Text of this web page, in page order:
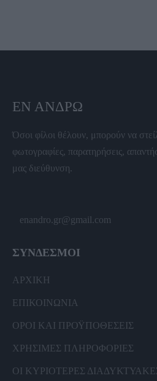
ΕΝ ΆΝΔΡΩ
Όσοι φίλοι θέλουν, μπορούν να
φωτογραφίες, παρατηρήσεις,
μας διεύθυνση.
enandro.gr@gmail.com
ΣΥΝΔΕΣΜΟΙ
ΑΡΧΙΚΗ
ΕΠΙΚΟΙΝΩΝΙΑ
ΟΡΟΙ ΚΑΙ ΠΡΟΫΠΟΘΕΣΕΙΣ
ΧΡΗΣΙΜΕΣ ΠΛΗΡΟΦΟΡΙΕΣ
ΟΙ ΚΥΡΙΟΤΕΡΕΣ